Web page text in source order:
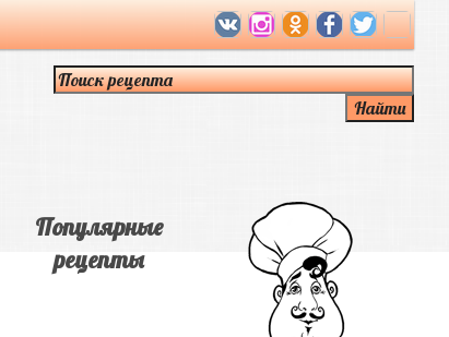
Популярные
рецепты